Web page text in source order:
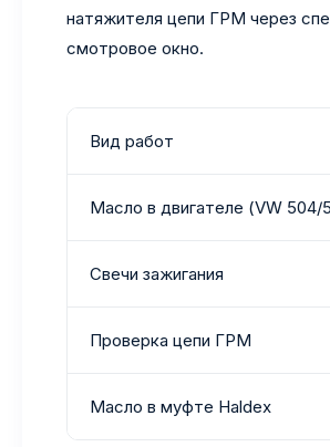
натяжителя цепи ГРМ через
смотровое окно.
Вид работ
Масло в двигателе (VW 504/
Свечи зажигания
Проверка цепи ГРМ
Масло в муфте Haldex